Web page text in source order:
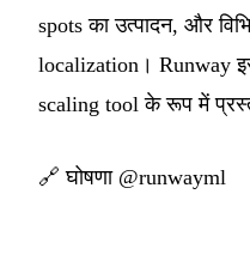
spots का उत्पादन, और
localization। Runway
scaling tool के रूप में
🔗घोषणा @runwayml